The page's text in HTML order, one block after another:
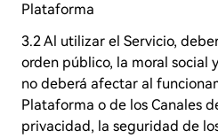
Plataforma
3.2 Al utilizar el Servicio,
orden público, la moral social
no deberá afectar al
Plataforma o de los Canales
privacidad, la seguridad de